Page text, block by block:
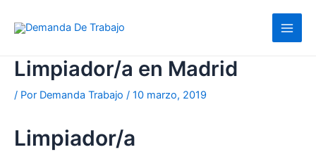
Limpiador/a en Madrid
/ Por Demanda Trabajo / 10 marzo, 2019
Limpiador/a